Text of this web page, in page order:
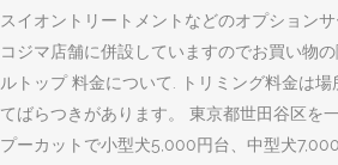
スイオントリートメントなどのオプション
コジマ店舗に併設していますのでお買い物
ルトップ 料金について. トリミング料金は
てばらつきがあります。 東京都世田谷区を
プーカットで小型犬5,000円台、中型犬